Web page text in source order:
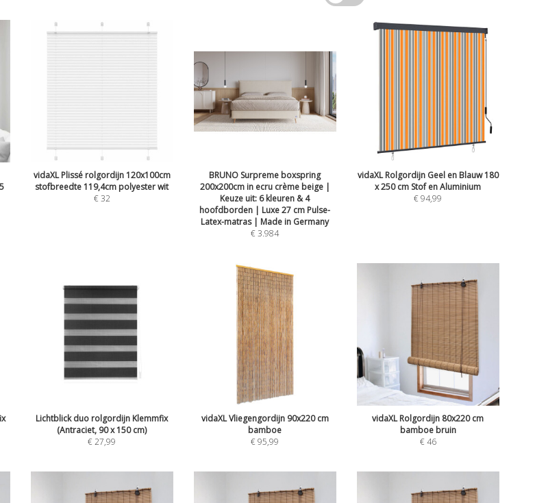
vidaXL Plissé rolgordijn 120x100cm
stofbreedte 119,4cm polyester wit
€32
BRUNO Surpreme boxspring
200x200cm in ecru crème beige |
Keuze uit: 6 kleuren & 4
hoofdborden | Luxe 27 cm Pulse-
Latex-matras | Made in Germany
€3.984
vidaXL Rolgordijn Geel en Blauw 180
x 250 cm Stof en Aluminium
€94,99
Lichtblick duo rolgordijn Klemmfix
(Antraciet, 90 x 150 cm)
€27,99
vidaXL Vliegengordijn 90x220 cm
bamboe
€95,99
vidaXL Rolgordijn 80x220 cm
bamboe bruin
€46